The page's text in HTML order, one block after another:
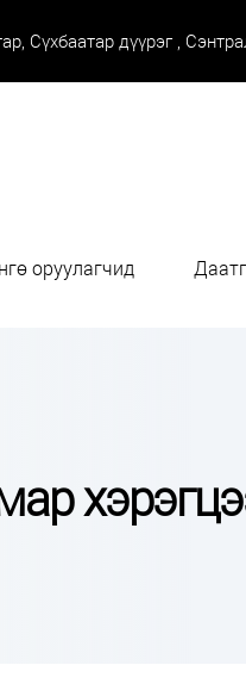
Сүхбаатар дүүрэг ,
оруулагчид